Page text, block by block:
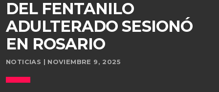
DEL FENTANILO
ADULTERADO SESIONÓ
EN ROSARIO
NOTICIAS | NOVIEMBRE 9, 2025